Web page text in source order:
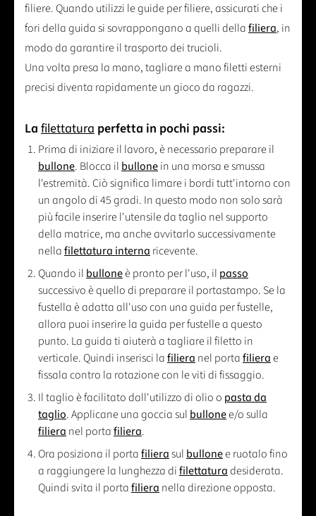
filiere. Quando utilizzi le guide per filiere, assicurati che i
fori della guida si sovrappongano a quelli dellafiliera, in
modo da garantire il trasporto dei trucioli.
Una volta presa la mano, tagliare a mano filetti esterni
precisi diventa rapidamente un gioco da ragazzi.
La filettatura perfetta in pochi passi:
Prima di iniziare il lavoro, è necessario preparare il
bullone. Blocca ilbullonein una morsa e smussa
l'estremità. Ciò significa limare i bordi tutt'intorno con
un angolo di 45 gradi. In questo modo non solo sarà
più facile inserire l'utensile da taglio nel supporto
della matrice, ma anche avvitarlo successivamente
nellafilettatura internaricevente.
Quando ilbulloneè pronto per l'uso, il passo
successivo è quello di preparare il portastampo. Se la
fustella è adatta all'uso con una guida per fustelle,
allora puoi inserire la guida per fustelle a questo
punto. La guida ti aiuterà a tagliare il filetto in
verticale. Quindi inserisci lafilieranel portafilierae
fissala contro la rotazione con le viti di fissaggio.
Il taglio è facilitato dall'utilizzo di olio o pasta da
taglio. Applicane una goccia sulbullonee/o sulla
filieranel portafiliera.
Ora posiziona il portafilierasulbullonee ruotalo fino
a raggiungere la lunghezza difilettaturadesiderata.
Quindi svita il portafilieranella direzione opposta.